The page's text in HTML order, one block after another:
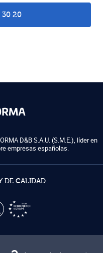
30 20
D&B S.A.U. (S.M.E.), líder en
empresas españolas.
DE CALIDAD